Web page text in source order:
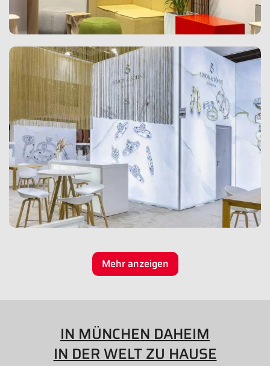
Mehr anzeigen
IN MÜNCHEN DAHEIM
IN DER WELT ZU HAUSE